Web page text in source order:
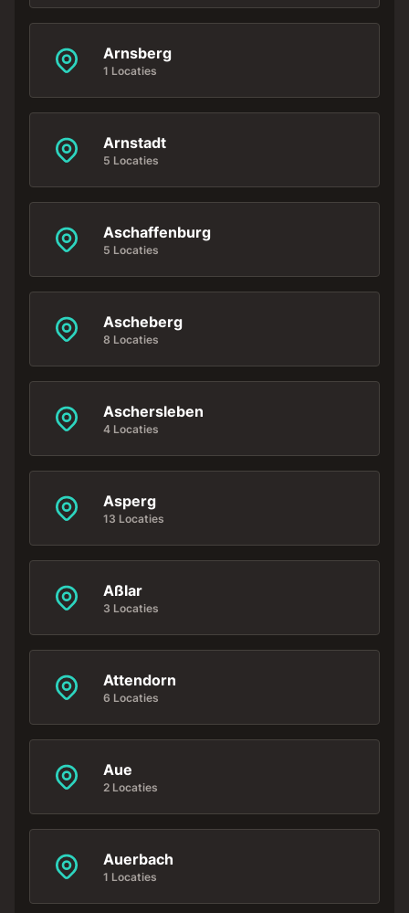
Arnsberg
1 Locaties
Arnstadt
5 Locaties
Aschaffenburg
5 Locaties
Ascheberg
8 Locaties
Aschersleben
4 Locaties
Asperg
13 Locaties
Aßlar
3 Locaties
Attendorn
6 Locaties
Aue
2 Locaties
Auerbach
1 Locaties